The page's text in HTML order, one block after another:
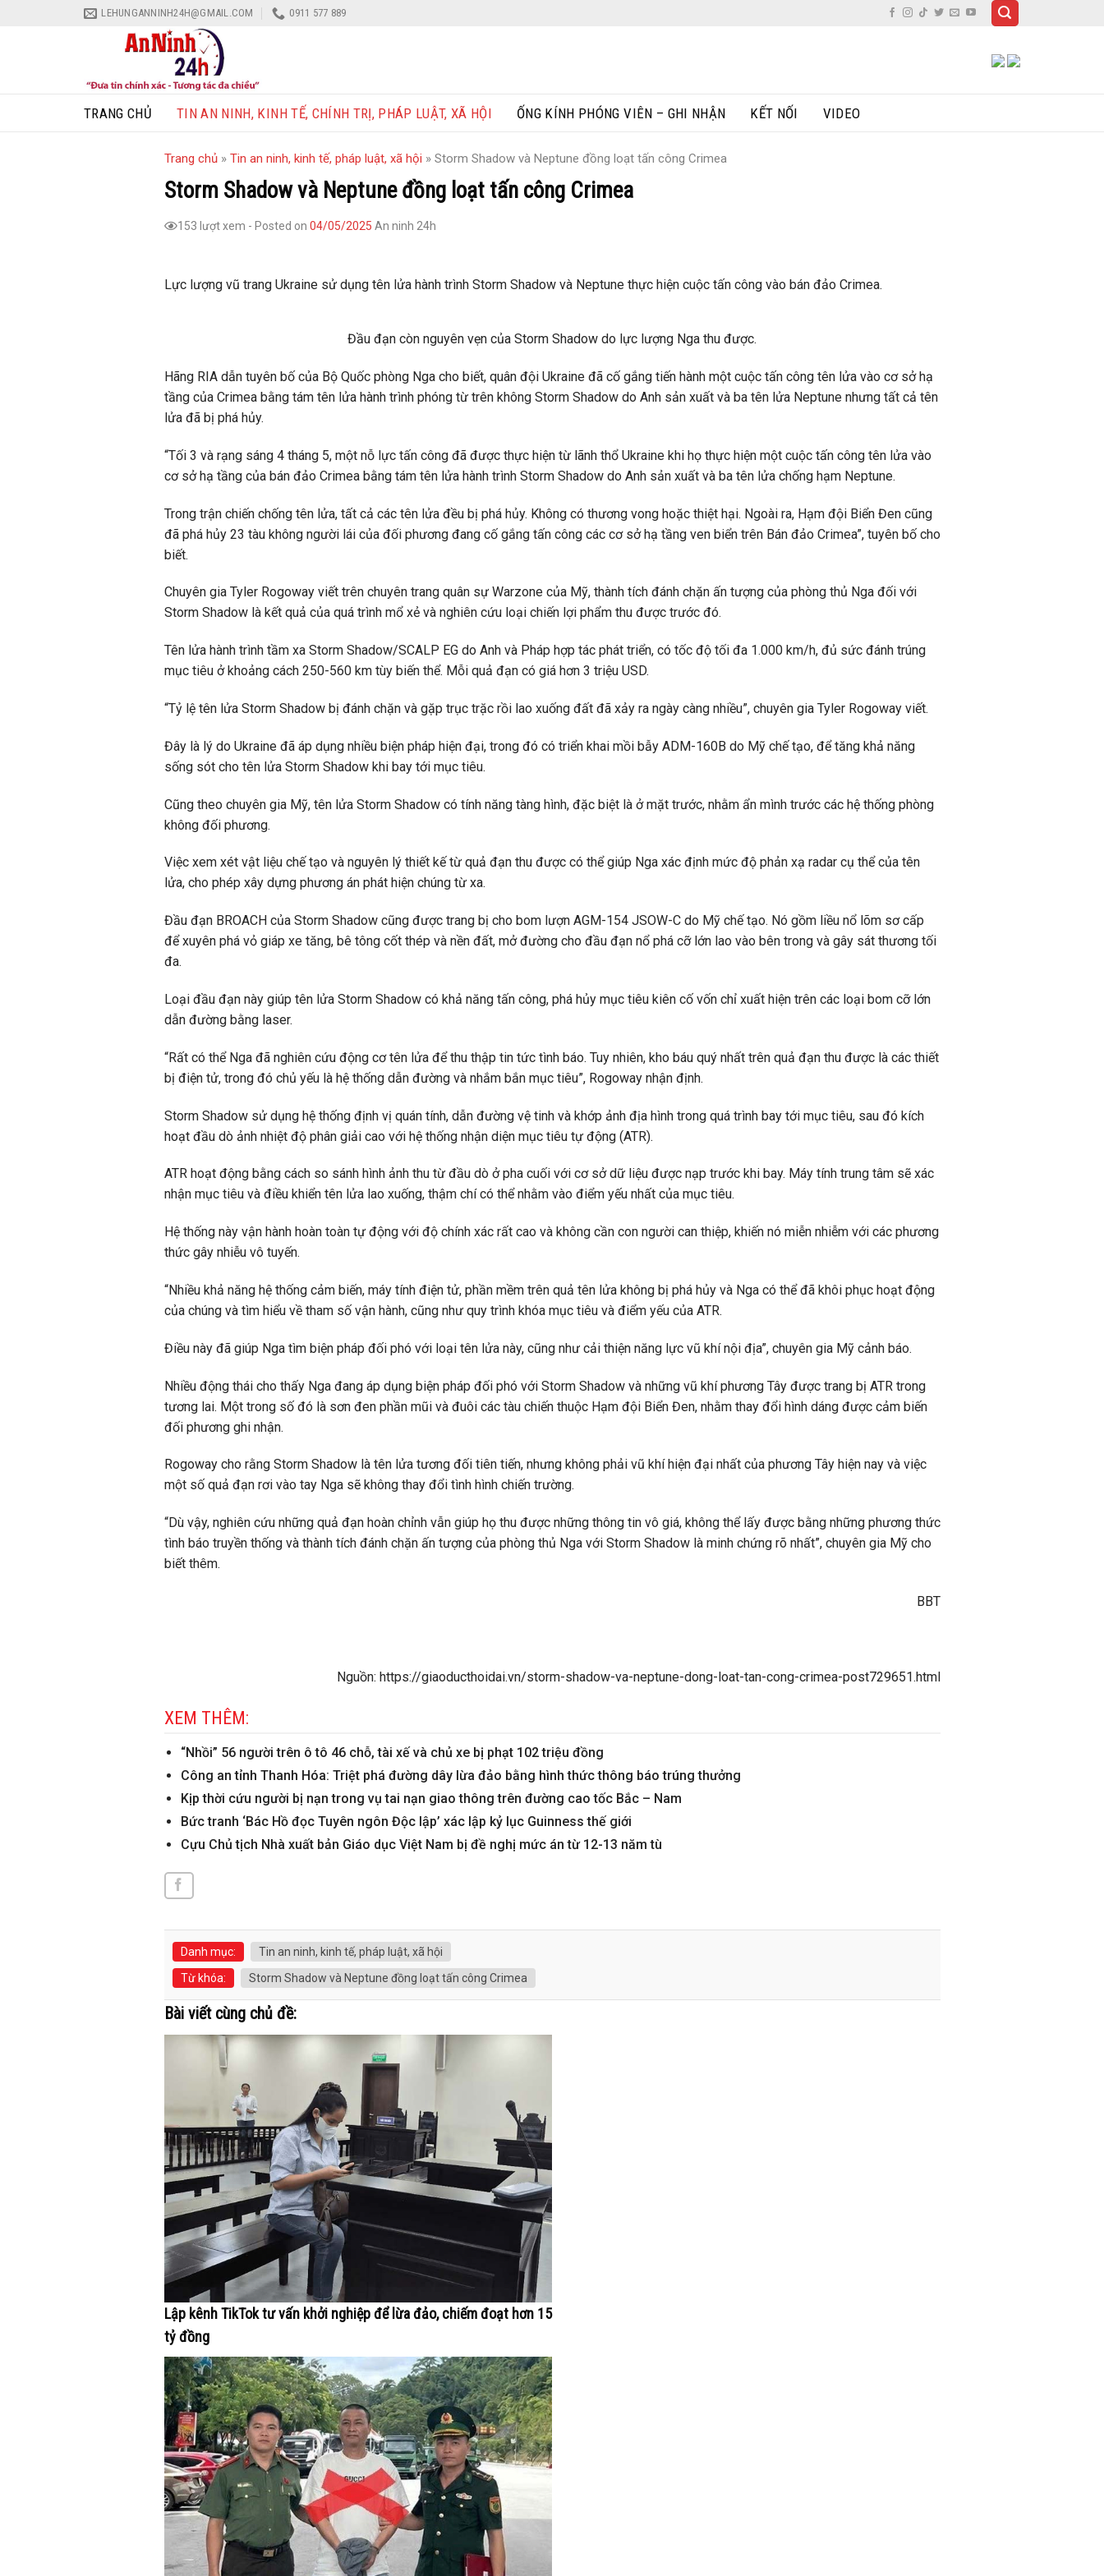
LEHUNGANNINH24H@GMAIL.COM 0911 577 889
TRANG CHỦ TIN AN NINH, KINH TẾ, CHÍNH TRỊ, PHÁP LUẬT, XÃ HỘI ỐNG KÍNH PHÓNG VIÊN – GHI NHẬN KẾT NỐI VIDEO
Trang chủ» Tin an ninh, kinh tế, pháp luật, xã hội » Storm Shadow và Neptune đồng loạt tấn công Crimea
Storm Shadow và Neptune đồng loạt tấn công Crimea
153 lượt xem - Posted on 04/05/2025 An ninh 24h
Lực lượng vũ trang Ukraine sử dụng tên lửa hành trình Storm Shadow và Neptune thực hiện cuộc tấn công vào bán đảo Crimea.
Đầu đạn còn nguyên vẹn của Storm Shadow do lực lượng Nga thu được.
Hãng RIA dẫn tuyên bố của Bộ Quốc phòng Nga cho biết, quân đội Ukraine đã cố gắng tiến hành một cuộc tấn công tên lửa vào cơ sở hạ
tầng của Crimea bằng tám tên lửa hành trình phóng từ trên không Storm Shadow do Anh sản xuất và ba tên lửa Neptune nhưng tất cả tên
lửa đã bị phá hủy.
“Tối 3 và rạng sáng 4 tháng 5, một nỗ lực tấn công đã được thực hiện từ lãnh thổ Ukraine khi họ thực hiện một cuộc tấn công tên lửa vào
cơ sở hạ tầng của bán đảo Crimea bằng tám tên lửa hành trình Storm Shadow do Anh sản xuất và ba tên lửa chống hạm Neptune.
Trong trận chiến chống tên lửa, tất cả các tên lửa đều bị phá hủy. Không có thương vong hoặc thiệt hại. Ngoài ra, Hạm đội Biển Đen cũng
đã phá hủy 23 tàu không người lái của đối phương đang cố gắng tấn công các cơ sở hạ tầng ven biển trên Bán đảo Crimea”, tuyên bố cho
biết.
Chuyên gia Tyler Rogoway viết trên chuyên trang quân sự Warzone của Mỹ, thành tích đánh chặn ấn tượng của phòng thủ Nga đối với
Storm Shadow là kết quả của quá trình mổ xẻ và nghiên cứu loại chiến lợi phẩm thu được trước đó.
Tên lửa hành trình tầm xa Storm Shadow/SCALP EG do Anh và Pháp hợp tác phát triển, có tốc độ tối đa 1.000 km/h, đủ sức đánh trúng
mục tiêu ở khoảng cách 250-560 km tùy biến thể. Mỗi quả đạn có giá hơn 3 triệu USD.
“Tỷ lệ tên lửa Storm Shadow bị đánh chặn và gặp trục trặc rồi lao xuống đất đã xảy ra ngày càng nhiều”, chuyên gia Tyler Rogoway viết.
Đây là lý do Ukraine đã áp dụng nhiều biện pháp hiện đại, trong đó có triển khai mồi bẫy ADM-160B do Mỹ chế tạo, để tăng khả năng
sống sót cho tên lửa Storm Shadow khi bay tới mục tiêu.
Cũng theo chuyên gia Mỹ, tên lửa Storm Shadow có tính năng tàng hình, đặc biệt là ở mặt trước, nhằm ẩn mình trước các hệ thống phòng
không đối phương.
Việc xem xét vật liệu chế tạo và nguyên lý thiết kế từ quả đạn thu được có thể giúp Nga xác định mức độ phản xạ radar cụ thể của tên
lửa, cho phép xây dựng phương án phát hiện chúng từ xa.
Đầu đạn BROACH của Storm Shadow cũng được trang bị cho bom lượn AGM-154 JSOW-C do Mỹ chế tạo. Nó gồm liều nổ lõm sơ cấp
để xuyên phá vỏ giáp xe tăng, bê tông cốt thép và nền đất, mở đường cho đầu đạn nổ phá cỡ lớn lao vào bên trong và gây sát thương tối
đa.
Loại đầu đạn này giúp tên lửa Storm Shadow có khả năng tấn công, phá hủy mục tiêu kiên cố vốn chỉ xuất hiện trên các loại bom cỡ lớn
dẫn đường bằng laser.
“Rất có thể Nga đã nghiên cứu động cơ tên lửa để thu thập tin tức tình báo. Tuy nhiên, kho báu quý nhất trên quả đạn thu được là các thiết
bị điện tử, trong đó chủ yếu là hệ thống dẫn đường và nhắm bắn mục tiêu”, Rogoway nhận định.
Storm Shadow sử dụng hệ thống định vị quán tính, dẫn đường vệ tinh và khớp ảnh địa hình trong quá trình bay tới mục tiêu, sau đó kích
hoạt đầu dò ảnh nhiệt độ phân giải cao với hệ thống nhận diện mục tiêu tự động (ATR).
ATR hoạt động bằng cách so sánh hình ảnh thu từ đầu dò ở pha cuối với cơ sở dữ liệu được nạp trước khi bay. Máy tính trung tâm sẽ xác
nhận mục tiêu và điều khiển tên lửa lao xuống, thậm chí có thể nhằm vào điểm yếu nhất của mục tiêu.
Hệ thống này vận hành hoàn toàn tự động với độ chính xác rất cao và không cần con người can thiệp, khiến nó miễn nhiễm với các phương
thức gây nhiễu vô tuyến.
“Nhiều khả năng hệ thống cảm biến, máy tính điện tử, phần mềm trên quả tên lửa không bị phá hủy và Nga có thể đã khôi phục hoạt động
của chúng và tìm hiểu về tham số vận hành, cũng như quy trình khóa mục tiêu và điểm yếu của ATR.
Điều này đã giúp Nga tìm biện pháp đối phó với loại tên lửa này, cũng như cải thiện năng lực vũ khí nội địa”, chuyên gia Mỹ cảnh báo.
Nhiều động thái cho thấy Nga đang áp dụng biện pháp đối phó với Storm Shadow và những vũ khí phương Tây được trang bị ATR trong
tương lai. Một trong số đó là sơn đen phần mũi và đuôi các tàu chiến thuộc Hạm đội Biển Đen, nhằm thay đổi hình dáng được cảm biến
đối phương ghi nhận.
Rogoway cho rằng Storm Shadow là tên lửa tương đối tiên tiến, nhưng không phải vũ khí hiện đại nhất của phương Tây hiện nay và việc
một số quả đạn rơi vào tay Nga sẽ không thay đổi tình hình chiến trường.
“Dù vậy, nghiên cứu những quả đạn hoàn chỉnh vẫn giúp họ thu được những thông tin vô giá, không thể lấy được bằng những phương thức
tình báo truyền thống và thành tích đánh chặn ấn tượng của phòng thủ Nga với Storm Shadow là minh chứng rõ nhất”, chuyên gia Mỹ cho
biết thêm.
BBT
Nguồn: https://giaoducthoidai.vn/storm-shadow-va-neptune-dong-loat-tan-cong-crimea-post729651.html
XEM THÊM:
“Nhồi” 56 người trên ô tô 46 chỗ, tài xế và chủ xe bị phạt 102 triệu đồng
Công an tỉnh Thanh Hóa: Triệt phá đường dây lừa đảo bằng hình thức thông báo trúng thưởng
Kịp thời cứu người bị nạn trong vụ tai nạn giao thông trên đường cao tốc Bắc – Nam
Bức tranh ‘Bác Hồ đọc Tuyên ngôn Độc lập’ xác lập kỷ lục Guinness thế giới
Cựu Chủ tịch Nhà xuất bản Giáo dục Việt Nam bị đề nghị mức án từ 12-13 năm tù
Danh mục:
Tin an ninh, kinh tế, pháp luật, xã hội
Từ khóa:
Storm Shadow và Neptune đồng loạt tấn công Crimea
Bài viết cùng chủ đề:
Lập kênh TikTok tư vấn khởi nghiệp để lừa đảo, chiếm đoạt hơn 15
tỷ đồng